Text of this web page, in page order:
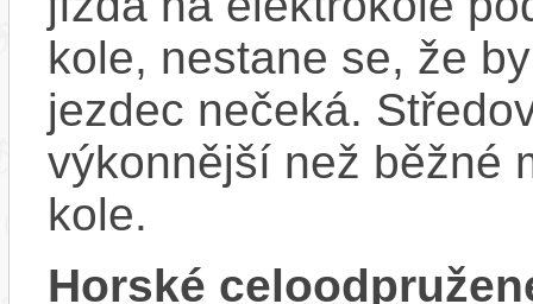
kole, nestane se, že
jezdec nečeká.
výkonnější než běžné
kole.
Horské